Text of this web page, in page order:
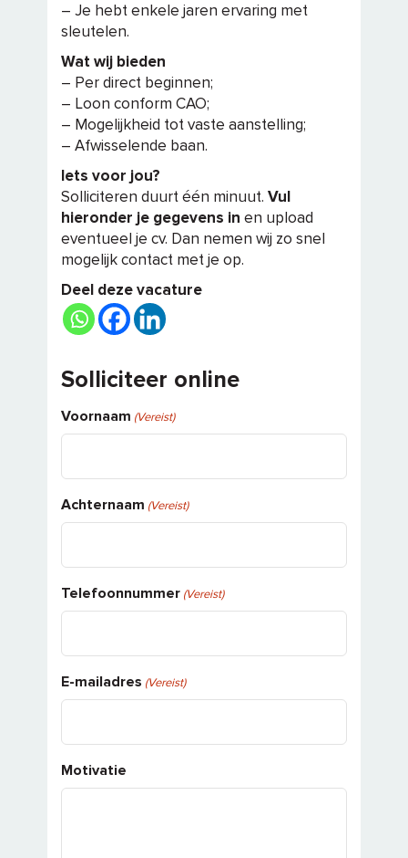
– Je hebt enkele jaren ervaring met
sleutelen.
Wat wij bieden
– Per direct beginnen;
– Loon conform CAO;
– Mogelijkheid tot vaste aanstelling;
– Afwisselende baan.
Iets voor jou?
Solliciteren duurt één minuut. Vul
hieronder je gegevens in en upload
eventueel je cv. Dan nemen wij zo snel
mogelijk contact met je op.
Deel deze vacature
Solliciteer online
Voornaam (Vereist)
Achternaam (Vereist)
Telefoonnummer (Vereist)
E-mailadres (Vereist)
Motivatie